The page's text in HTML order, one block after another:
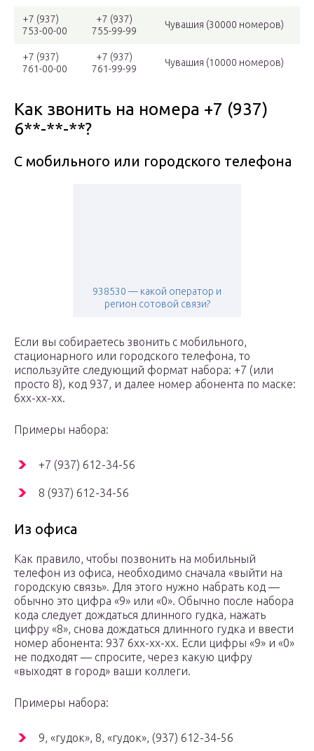
+7 (937)
753-00-00
+7 (937)
755-99-99
Чувашия (30000 номеров)
+7 (937)
761-00-00
+7 (937)
761-99-99
Чувашия (10000 номеров)
Как звонить на номера +7 (937)
6**-**-**?
С мобильного или городского телефона
938530 — какой оператор и
регион сотовой связи?
Если вы собираетесь звонить с мобильного,
стационарного или городского телефона, то
используйте следующий формат набора: +7 (или
просто 8), код 937, и далее номер абонента по маске:
6xx-xx-xx.
Примеры набора:
+7 (937) 612-34-56
8 (937) 612-34-56
Из офиса
Как правило, чтобы позвонить на мобильный
телефон из офиса, необходимо сначала «выйти на
городскую связь». Для этого нужно набрать код —
обычно это цифра «9» или «0». Обычно после набора
кода следует дождаться длинного гудка, нажать
цифру «8», снова дождаться длинного гудка и ввести
номер абонента: 937 6xx-xx-xx. Если цифры «9» и «0»
не подходят — спросите, через какую цифру
«выходят в город» ваши коллеги.
Примеры набора:
9, «гудок», 8, «гудок», (937) 612-34-56